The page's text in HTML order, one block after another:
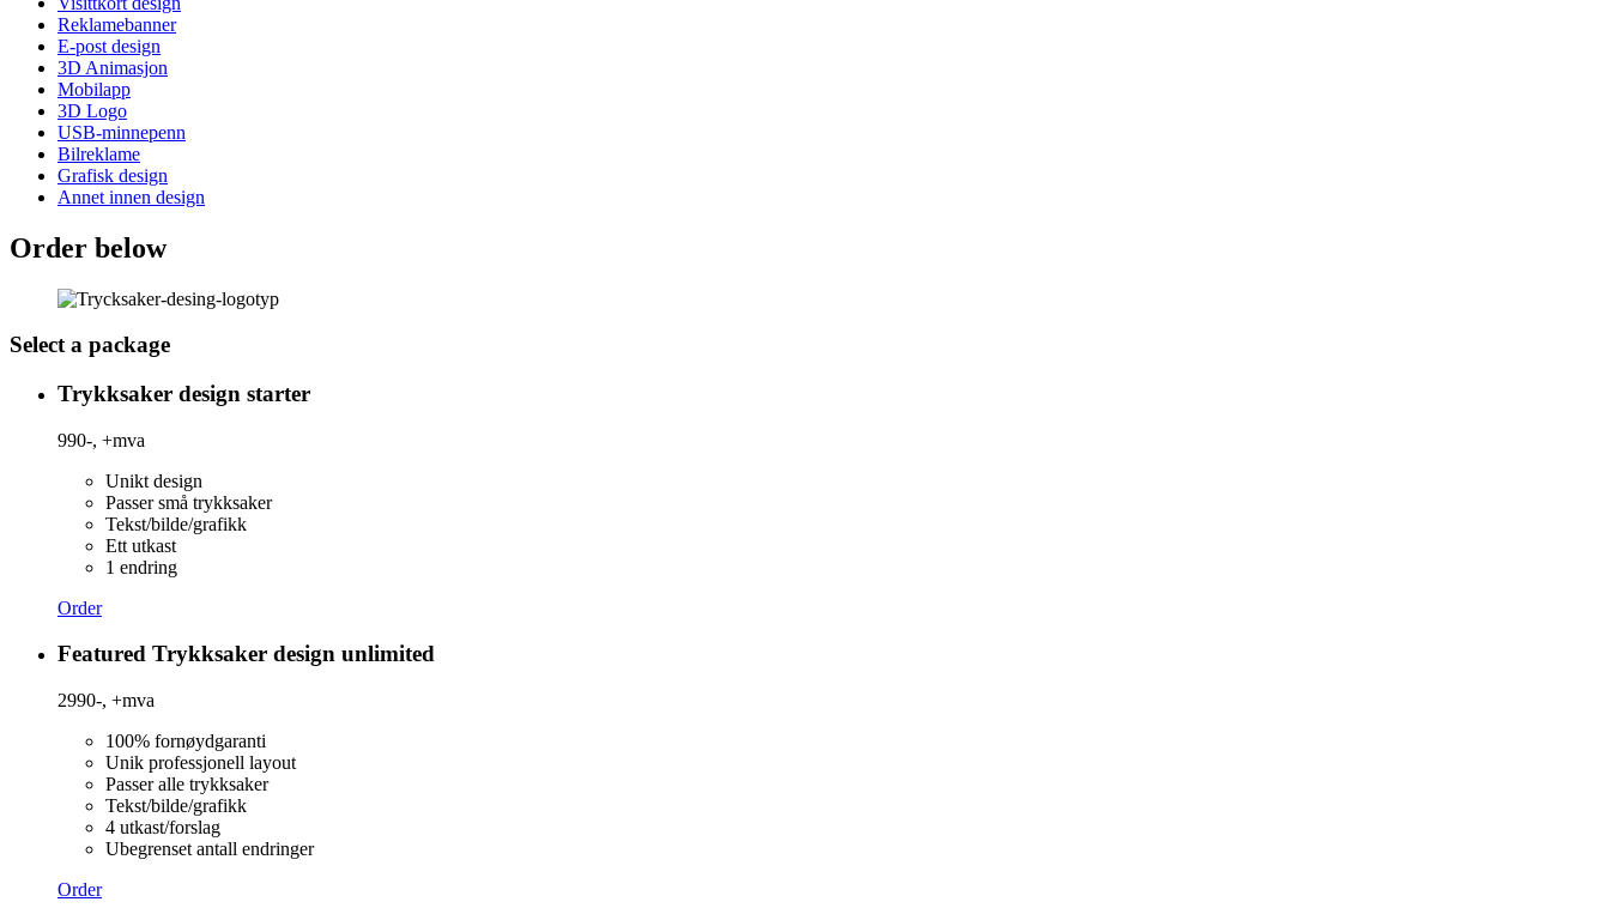
Reklamebanner
E-post design
3D Animasjon
Mobilapp
3D Logo
USB-minnepenn
Bilreklame
Grafisk design
Annet innen design
Order below
Select a package
Trykksaker design starter
990-, +mva
Unikt design
Passer små trykksaker
Tekst/bilde/grafikk
Ett utkast
1 endring
Order
Featured Trykksaker design unlimited
2990-, +mva
100% fornøydgaranti
Unik professjonell layout
Passer alle trykksaker
Tekst/bilde/grafikk
4 utkast/forslag
Ubegrenset antall endringer
Order